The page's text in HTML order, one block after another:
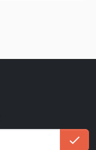
check